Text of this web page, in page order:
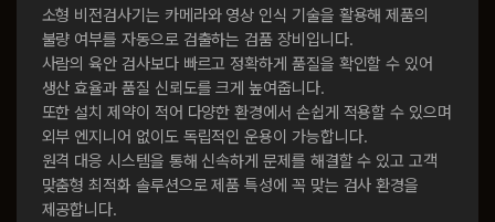
소형 비전검사기는 카메라와 영상 인식 기술을 활용해 제품의
불량 여부를 자동으로 검출하는 검품 장비입니다.
사람의 육안 검사보다 빠르고 정확하게 품질을 확인할 수 있어
생산 효율과 품질 신뢰도를 크게 높여줍니다.
또한 설치 제약이 적어 다양한 환경에서 손쉽게 적용할 수 있으며
외부 엔지니어 없이도 독립적인 운용이 가능합니다.
원격 대응 시스템을 통해 신속하게 문제를 해결할 수 있고 고객
맞춤형 최적화 솔루션으로 제품 특성에 꼭 맞는 검사 환경을
제공합니다.